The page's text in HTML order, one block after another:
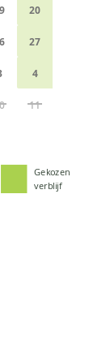
20
27
4
11
Gekozen
verblijf